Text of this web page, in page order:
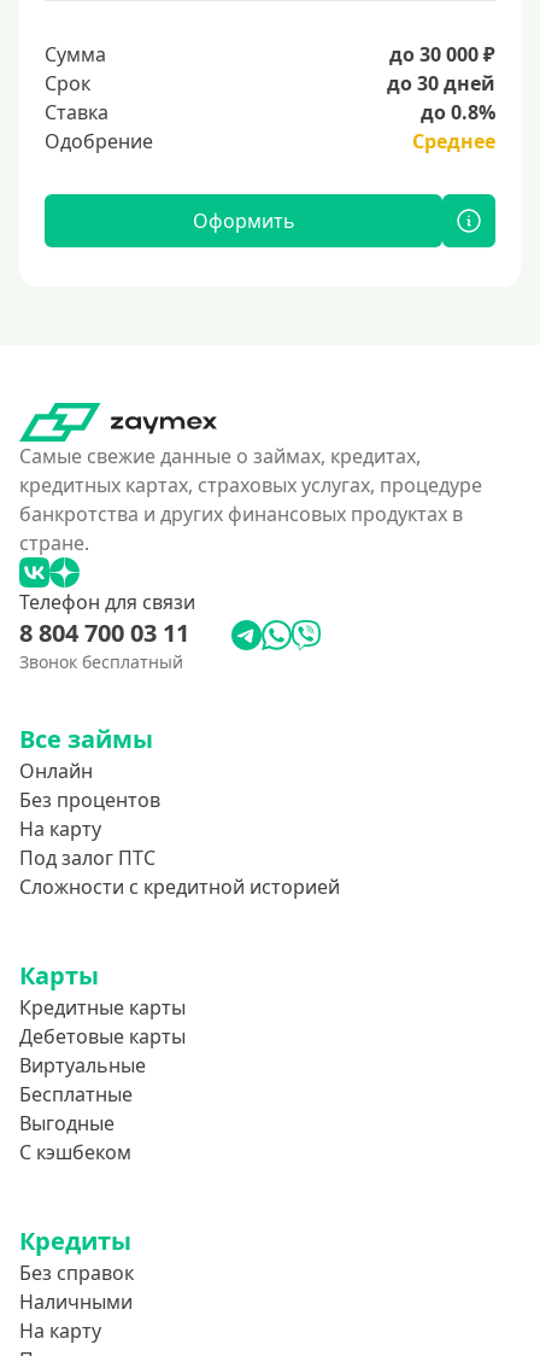
Сумма
до 30 000 ₽
Срок
до 30 дней
Ставка
до 0.8%
Одобрение
Среднее
Оформить
Самые свежие данные о займах, кредитах,
кредитных картах, страховых услугах, процедуре
банкротства и других финансовых продуктах в
стране.
Телефон для связи
8 804 700 03 11
Звонок бесплатный
Все займы
Онлайн
Без процентов
На карту
Под залог ПТС
Сложности с кредитной историей
Карты
Кредитные карты
Дебетовые карты
Виртуальные
Бесплатные
Выгодные
С кэшбеком
Кредиты
Без справок
Наличными
На карту